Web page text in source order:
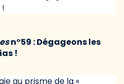
n°59 : Dégageons les
!